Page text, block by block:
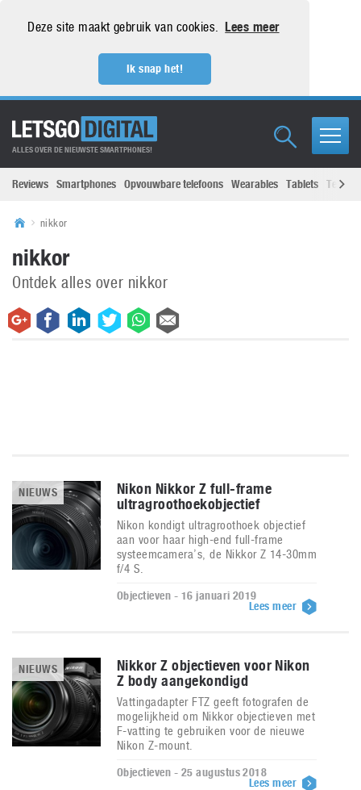
Deze site maakt gebruik van cookies. Lees meer
Ik snap het!
ALLES OVER DE NIEUWSTE SMARTPHONES!
Reviews Smartphones Opvouwbare telefoons Wearables Tablets
nikkor
nikkor
Ontdek alles over nikkor
NIEUWS
Nikon Nikkor Z full-frame
ultragroothoekobjectief
Nikon kondigt ultragroothoek objectief
aan voor haar high-end full-frame
systeemcamera’s, de Nikkor Z 14-30mm
f/4 S.
Objectieven - 16 januari 2019
Lees meer
NIEUWS
Nikkor Z objectieven voor Nikon
Z body aangekondigd
Vattingadapter FTZ geeft fotografen de
mogelijkheid om Nikkor objectieven met
F-vatting te gebruiken voor de nieuwe
Nikon Z-mount.
Objectieven - 25 augustus 2018
Lees meer